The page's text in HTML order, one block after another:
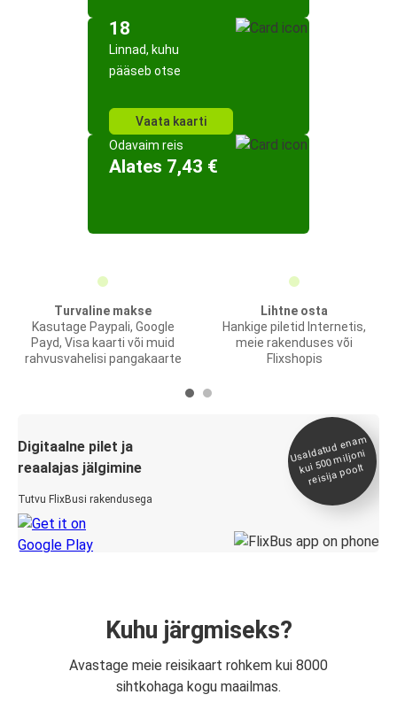
18
Linnad, kuhu
pääseb otse
Vaata kaarti
Odavaim reis
Alates 7,43 €
Turvaline makse
Kasutage Paypali, Google
Payd, Visa kaarti või muid
rahvusvahelisi pangakaarte
Lihtne osta
Hankige piletid Internetis,
meie rakenduses või
Flixshopis
Digitaalne pilet ja
reaalajas jälgimine
Tutvu FlixBusi rakendusega
Usaldatud ena
m
kui 500
miljoni
reisija poolt
Kuhu järgmiseks?
Avastage meie reisikaart rohkem kui 8000
sihtkohaga kogu maailmas.